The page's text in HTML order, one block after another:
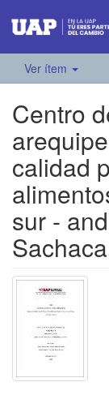
Ver ítem
Centro
calidad
sur -
Sachaca